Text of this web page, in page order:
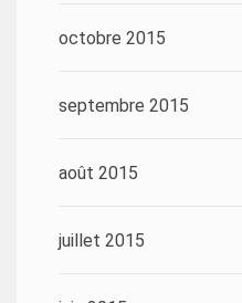
octobre 2015
septembre 2015
août 2015
juillet 2015